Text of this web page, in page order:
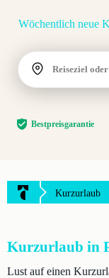
Wöchentlich neue
Reiseziel
Bestpreis­garantie
Kurzurlaub
Kurzurlaub in
Lust auf einen